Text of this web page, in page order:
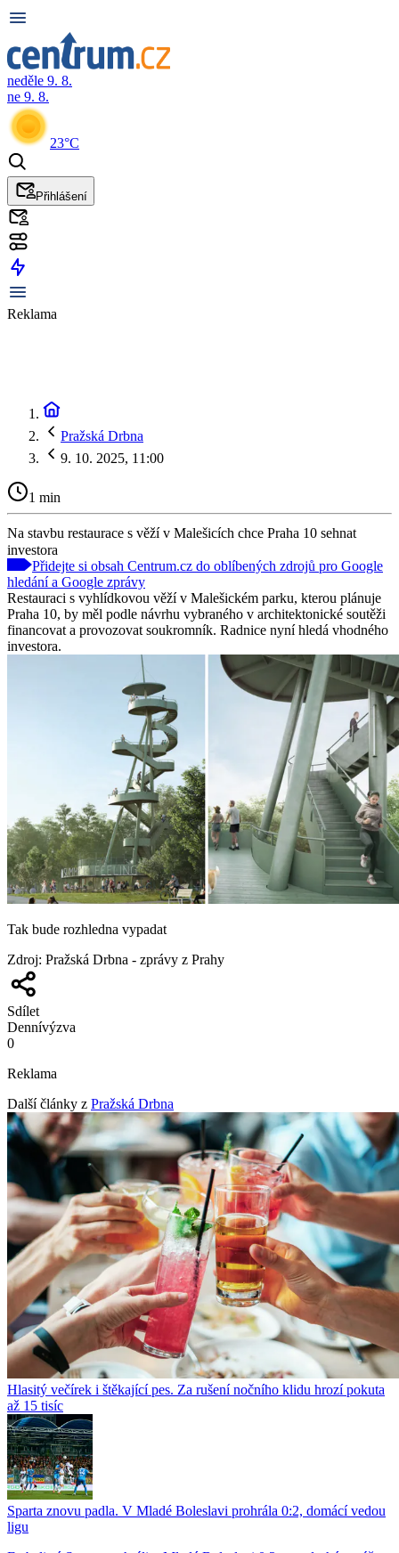
neděle 9. 8.
ne 9. 8.
23°C
Přihlášení
Reklama
Pražská Drbna
9. 10. 2025, 11:00
1 min
Na stavbu restaurace s věží v Malešicích chce Praha 10 sehnat
investora
Přidejte si obsah Centrum.cz do oblíbených zdrojů pro Google
hledání a Google zprávy
Restauraci s vyhlídkovou věží v Malešickém parku, kterou plánuje
Praha 10, by měl podle návrhu vybraného v architektonické soutěži
financovat a provozovat soukromník. Radnice nyní hledá vhodného
investora.
Tak bude rozhledna vypadat
Zdroj: Pražská Drbna - zprávy z Prahy
Sdílet
Dennívýzva
0
Reklama
Další články z Pražská Drbna
Hlasitý večírek i štěkající pes. Za rušení nočního klidu hrozí pokuta
až 15 tisíc
Sparta znovu padla. V Mladé Boleslavi prohrála 0:2, domácí vedou
ligu